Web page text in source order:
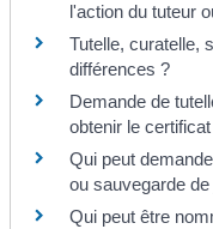
l'action du tuteur
Tutelle, curatelle,
différences ?
Demande de
obtenir le
Qui peut
ou sauvegarde
Qui peut être